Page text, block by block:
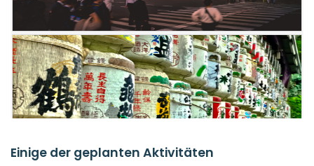
Einige der geplanten Aktivitäten